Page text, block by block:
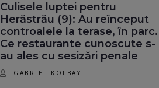
Culisele luptei pentru
Herăstrău (9): Au reînceput
controalele la terase, în parc.
Ce restaurante cunoscute s-
au ales cu sesizări penale
GABRIEL KOLBAY